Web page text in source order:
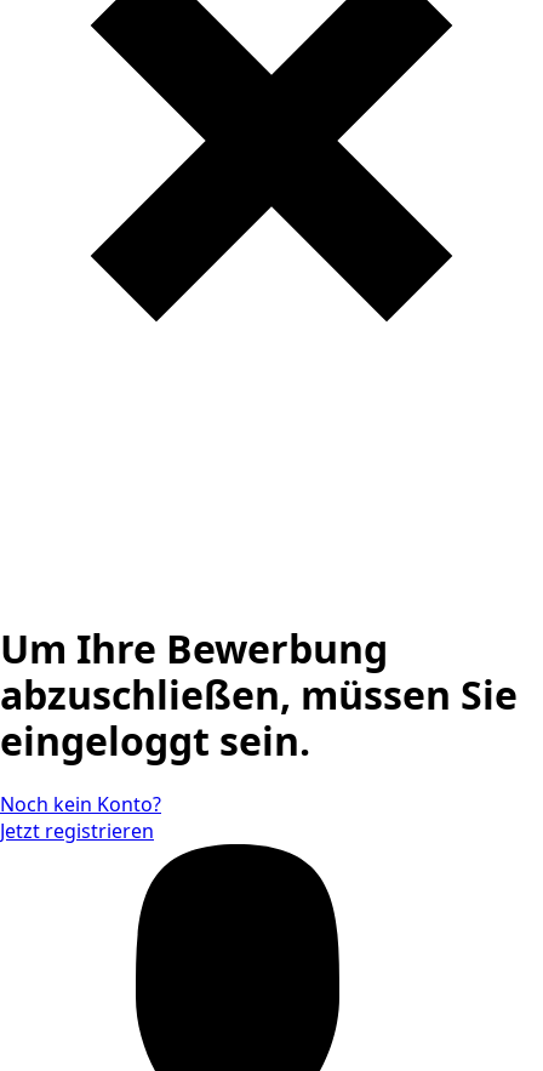
Um Ihre Bewerbung
abzuschließen, müssen Sie
eingeloggt sein.
Noch kein Konto?
Jetzt registrieren